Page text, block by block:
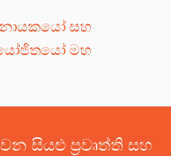
නායකයෝ සහ
මහ
සියළු ප්‍රවෘත්ති සහ